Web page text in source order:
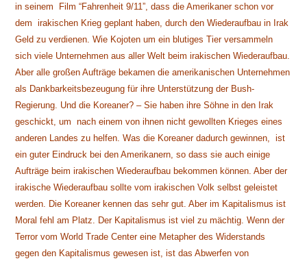
in seinem Film “Fahrenheit 9/11”, dass die Amerikaner schon vor
dem irakischen Krieg geplant haben, durch den Wiederaufbau in Irak
Geld zu verdienen. Wie Kojoten um ein blutiges Tier versammeln
sich viele Unternehmen aus aller Welt beim irakischen Wiederaufbau.
Aber alle großen Aufträge bekamen die amerikanischen Unternehmen
als Dankbarkeitsbezeugung für ihre Unterstützung der Bush-
Regierung. Und die Koreaner? – Sie haben ihre Söhne in den Irak
geschickt, um nach einem von ihnen nicht gewollten Krieges eines
anderen Landes zu helfen. Was die Koreaner dadurch gewinnen, ist
ein guter Eindruck bei den Amerikanern, so dass sie auch einige
Aufträge beim irakischen Wiederaufbau bekommen können. Aber der
irakische Wiederaufbau sollte vom irakischen Volk selbst geleistet
werden. Die Koreaner kennen das sehr gut. Aber im Kapitalismus ist
Moral fehl am Platz. Der Kapitalismus ist viel zu mächtig. Wenn der
Terror vom World Trade Center eine Metapher des Widerstands
gegen den Kapitalismus gewesen ist, ist das Abwerfen von